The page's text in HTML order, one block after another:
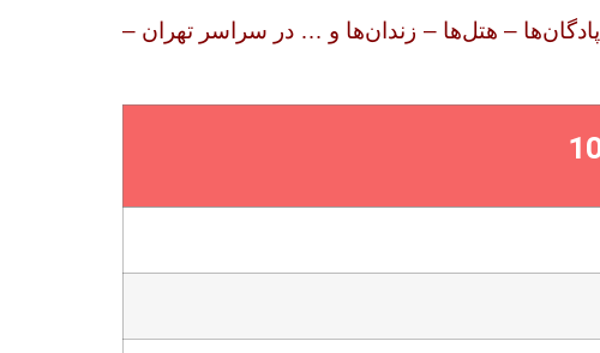
پادگان‌ها – هتل‌ها – زندان‌ها و … در سراسر تهران –